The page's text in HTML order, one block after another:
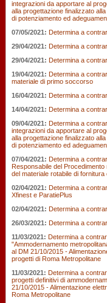
integrazioni da apportare al
alla progettazione finalizzato
di potenziamento ed
07/05/2021: Determina a
29/04/2021: Determina a
29/04/2021: Determina a
19/04/2021: Determina a
materiale di primo soccorso
16/04/2021: Determina a
14/04/2021: Determina a
09/04/2021: Determina a
integrazioni da apportare al
alla progettazione finalizzato
di potenziamento ed
07/04/2021: Determina a
Responsabile del
del materiale rotabile di
02/04/2021: Determina a
Xfinest e ParatiePlus
02/04/2021: Determina a
26/03/2021: Determina a
11/03/2021: Determina a
"Ammodernamento
al DM 21/10/2015 -
progetti di Roma Metropolitane
11/03/2021: Determina a
progetti definitivi di
21/10/2015 - Alimentazione
Roma Metropolitane